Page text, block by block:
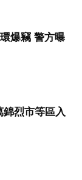
爆竊 警方曝
錦烈市等區入